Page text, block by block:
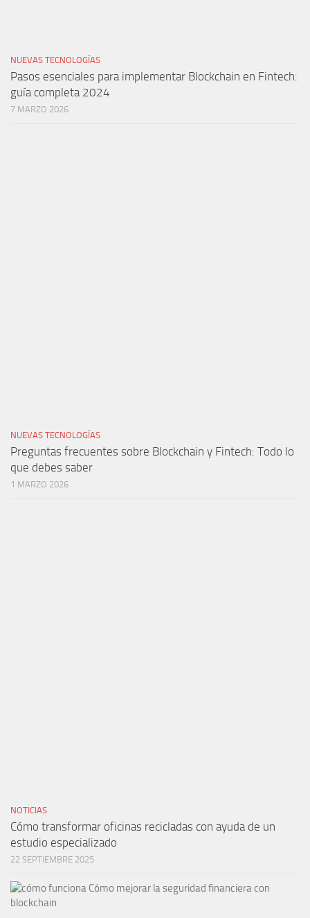
NUEVAS TECNOLOGÍAS
Pasos esenciales para implementar Blockchain en Fintech:
guía completa 2024
7 MARZO 2026
NUEVAS TECNOLOGÍAS
Preguntas frecuentes sobre Blockchain y Fintech: Todo lo
que debes saber
1 MARZO 2026
NOTICIAS
Cómo transformar oficinas recicladas con ayuda de un
estudio especializado
22 SEPTIEMBRE 2025